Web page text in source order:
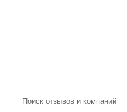
Поиск отзывов и компаний